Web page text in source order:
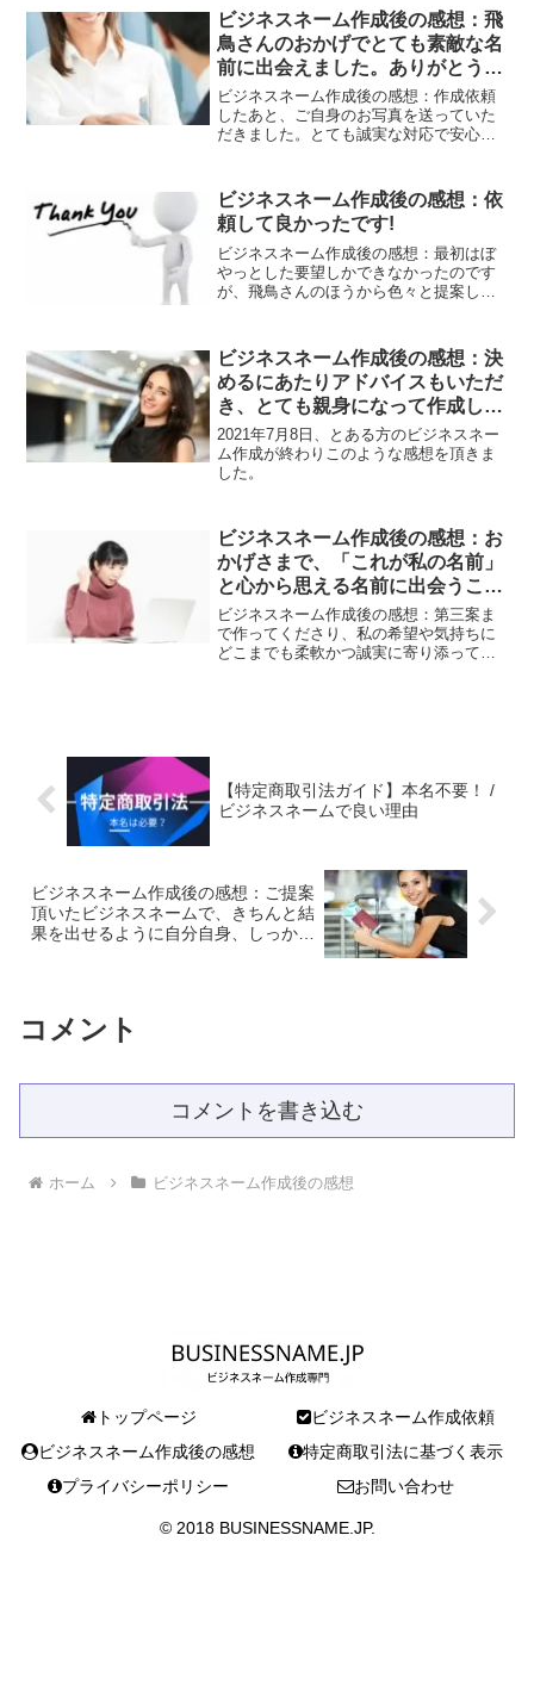
ご面倒だったと思います。ですが、丁寧
に答えて提案してくださった事が、受入
れてられてとても嬉しかったのと有り難
かったです。依頼をして良かったです。
その中で、全く考えもしなかった名前
（茉）を提案して頂いてビックリしまし
た。それがジャスミンであり、お寺にも
縁が深い字でした。そして「ジャスミン
なと思い、今は大好きになってます。鑑
定書も詳しく説明があり、こんなに説明
しちゃって大丈夫ですか？？と思うぐら
いです。あと、名刺の作成方法をこんな
に詳しく教えて頂いて、メールがきた時
「エッこんなに！！」とビックリしまし
謝で一杯です。ありがとうございまし
た。
ビジネスネーム作成後の感想：飛
鳥さんのおかげでとても素敵な名
前に出会えました。ありがとうご
ざいました。
ビジネスネーム作成後の感想：作成依頼
したあと、ご自身のお写真を送っていた
だきました。とても誠実な対応で安心し
かったので、何度もご提案いただき申し
訳ありませんでした。要望をお伝えする
たびに、丁寧に対応していただけて感謝
しております。これからこの名前を使う
のが楽しみです。飛鳥さんのおかげでと
ても素敵な名前に出会えました。ありが
とうございました。
ビジネスネーム作成後の感想：依
頼して良かったです!
ビジネスネーム作成後の感想：最初はぼ
やっとした要望しかできなかったのです
が、飛鳥さんのほうから色々と提案して
最後まで親切に対応してくださり、安心
できました。 インパクトと無難さという
対立した要望もバランス良く汲んでくだ
さりました。 依頼して良かったです!あり
がとうございました！
ビジネスネーム作成後の感想：決
めるにあたりアドバイスもいただ
き、とても親身になって作成して
もらったと感じます。
2021年7月8日、とある方のビジネスネー
ム作成が終わりこのような感想を頂きま
した。
ビジネスネーム作成後の感想：お
かげさまで、「これが私の名前」
と心から思える名前に出会うこと
ができました。
ビジネスネーム作成後の感想：第三案ま
で作ってくださり、私の希望や気持ちに
どこまでも柔軟かつ誠実に寄り添ってく
【特定商取引法ガイド】本名不要！ /
ビジネスネームで良い理由
ビジネスネーム作成後の感想：ご提案
頂いたビジネスネームで、きちんと結
果を出せるように自分自身、しっかり
コメント
コメントを書き込む
ホーム ビジネスネーム作成後の感想
トップページ
ビジネスネーム作成依頼
ビジネスネーム作成後の感想
特定商取引法に基づく表示
プライバシーポリシー
お問い合わせ
© 2018 BUSINESSNAME.JP.